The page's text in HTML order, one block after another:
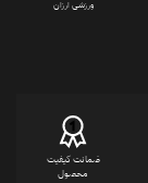
ورزشی ارزان
ضمانت کیفیت
محصول